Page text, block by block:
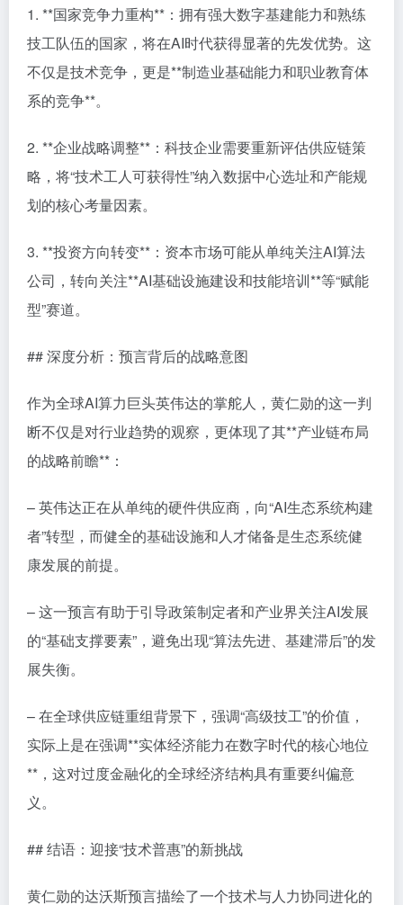
1. **国家竞争力重构**：拥有强大数字基建能力和熟练
技工队伍的国家，将在AI时代获得显著的先发优势。这
不仅是技术竞争，更是**制造业基础能力和职业教育体
系的竞争**。
2. **企业战略调整**：科技企业需要重新评估供应链策
略，将“技术工人可获得性”纳入数据中心选址和产能规
划的核心考量因素。
3. **投资方向转变**：资本市场可能从单纯关注AI算法
公司，转向关注**AI基础设施建设和技能培训**等“赋能
型”赛道。
## 深度分析：预言背后的战略意图
作为全球AI算力巨头英伟达的掌舵人，黄仁勋的这一判
断不仅是对行业趋势的观察，更体现了其**产业链布局
的战略前瞻**：
– 英伟达正在从单纯的硬件供应商，向“AI生态系统构建
者”转型，而健全的基础设施和人才储备是生态系统健
康发展的前提。
– 这一预言有助于引导政策制定者和产业界关注AI发展
的“基础支撑要素”，避免出现“算法先进、基建滞后”的发
展失衡。
– 在全球供应链重组背景下，强调“高级技工”的价值，
实际上是在强调**实体经济能力在数字时代的核心地位
**，这对过度金融化的全球经济结构具有重要纠偏意
义。
## 结语：迎接“技术普惠”的新挑战
黄仁勋的达沃斯预言描绘了一个技术与人力协同进化的